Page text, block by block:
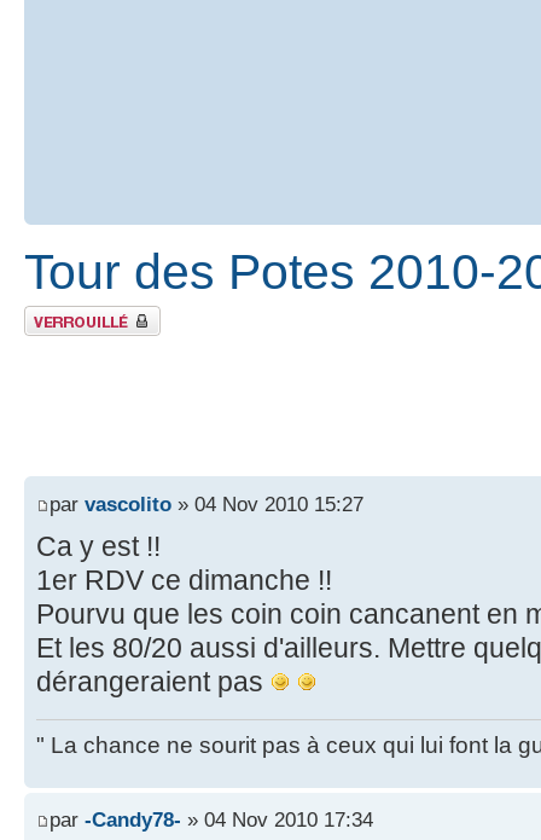
Tour des Potes 2010-
Sujet verrouillé
par vascolito » 04 Nov 2010 15:27
Ca y est !!
1er RDV ce dimanche !!
Pourvu que les coin coin cancanent en
Et les 80/20 aussi d'ailleurs. Mettre
dérangeraient pas
" La chance ne sourit pas à ceux qui lui font la
par -Candy78- » 04 Nov 2010 17:34